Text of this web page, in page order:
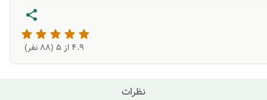
4.9 از ۵ ( 88 نفر)
نظرات